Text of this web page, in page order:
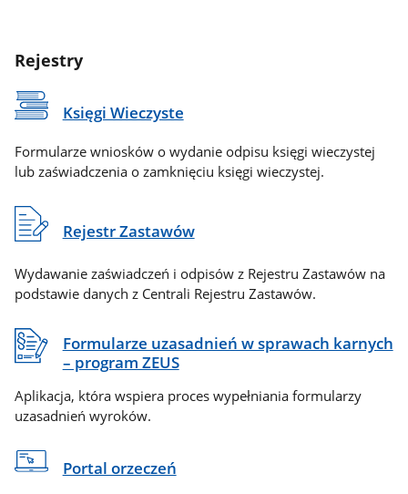
Rejestry
Księgi Wieczyste
Formularze wniosków o wydanie odpisu księgi wieczystej
lub zaświadczenia o zamknięciu księgi wieczystej.
Rejestr Zastawów
Wydawanie zaświadczeń i odpisów z Rejestru Zastawów na
podstawie danych z Centrali Rejestru Zastawów.
Formularze uzasadnień w sprawach karnych
– program ZEUS
Aplikacja, która wspiera proces wypełniania formularzy
uzasadnień wyroków.
Portal orzeczeń